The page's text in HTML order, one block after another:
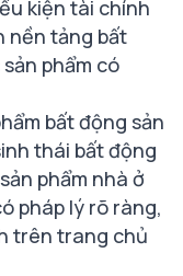
kiện tài chính
nền tảng bất
phẩm có
bất động sản
thái bất động
phẩm nhà ở
pháp lý rõ ràng,
trên trang chủ